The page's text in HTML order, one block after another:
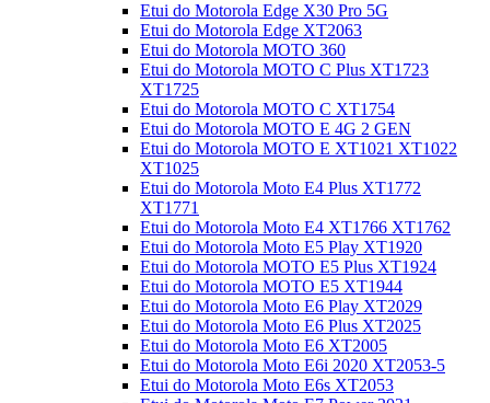
Etui do Motorola Edge X30 Pro 5G
Etui do Motorola Edge XT2063
Etui do Motorola MOTO 360
Etui do Motorola MOTO C Plus XT1723
XT1725
Etui do Motorola MOTO C XT1754
Etui do Motorola MOTO E 4G 2 GEN
Etui do Motorola MOTO E XT1021 XT1022
XT1025
Etui do Motorola Moto E4 Plus XT1772
XT1771
Etui do Motorola Moto E4 XT1766 XT1762
Etui do Motorola Moto E5 Play XT1920
Etui do Motorola MOTO E5 Plus XT1924
Etui do Motorola MOTO E5 XT1944
Etui do Motorola Moto E6 Play XT2029
Etui do Motorola Moto E6 Plus XT2025
Etui do Motorola Moto E6 XT2005
Etui do Motorola Moto E6i 2020 XT2053-5
Etui do Motorola Moto E6s XT2053